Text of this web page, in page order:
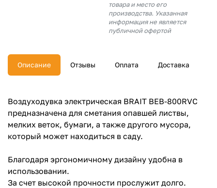
товара и место его
производства. Указанная
информация не является
публичной офертой
Описание Отзывы Оплата Доставка
Воздуходувка электрическая BRAIT BEB-800RVC
предназначена для сметания опавшей листвы,
мелких веток, бумаги, а также другого мусора,
который может находиться в саду.
Благодаря эргономичному дизайну удобна в
использовании.
За счет высокой прочности прослужит долго.
раз в 2
недели